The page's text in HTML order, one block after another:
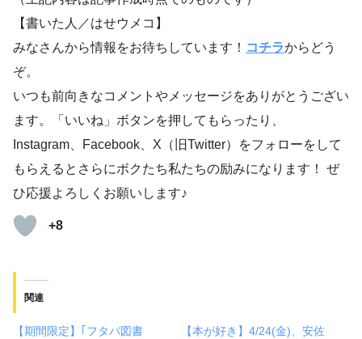
【書いた人／はせウメコ】
みなさんから情報をお待ちしています！ コチラからどう
ぞ。
いつも前向きなコメントやメッセージをありがとうござい
ます。「いいね」ボタンを押してもらったり、
Instagram、Facebook、X（旧Twitter）をフォローをして
もらえるとさらにボクたち私たちの励みになります！ ぜ
ひ応援よろしくお願いします♪
+8
関連
【期間限定】｢フタバ図書
【本が好き】4/24(金)、安佐